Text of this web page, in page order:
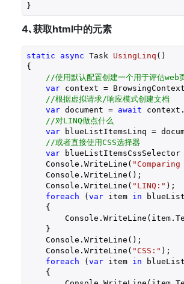
}
4､获取html中的元素
static async Task UsingLinq (
{
//使用默认配置创建一个用于评估web
var context =
//根据虚拟请求/响应模式创建文档
var document = await
//对LINQ做点什么
var blueListItemsLinq =
//或者直接使用CSS选择器
var blueListItemsCssSelector
    Console.WriteLine(
    Console.WriteLine();
    Console.WriteLine(
"LINQ:" );
foreach (var item in
    {
    }
    Console.WriteLine();
    Console.WriteLine(
"CSS:" );
foreach (var item in
    {